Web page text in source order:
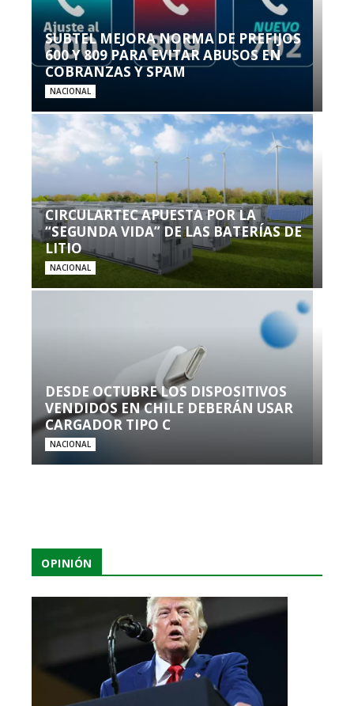
SUBTEL MEJORA NORMA DE PREFIJOS
600 Y 809 PARA EVITAR ABUSOS EN
COBRANZAS Y SPAM
NACIONAL
CIRCULARTEC APUESTA POR LA
“SEGUNDA VIDA” DE LAS BATERÍAS DE
LITIO
NACIONAL
DESDE OCTUBRE LOS DISPOSITIVOS
VENDIDOS EN CHILE DEBERÁN USAR
CARGADOR TIPO C
NACIONAL
OPINIÓN